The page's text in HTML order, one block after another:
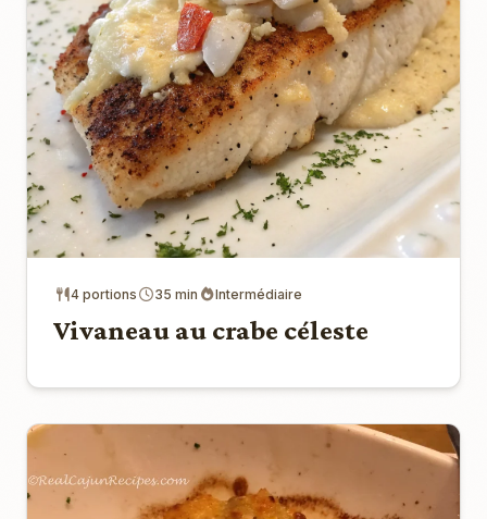
4 portions 35 min Intermédiaire
Vivaneau au crabe céleste